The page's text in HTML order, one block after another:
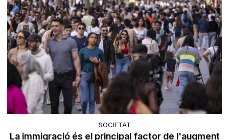
SOCIETAT
La immigració és el principal factor de l'augment